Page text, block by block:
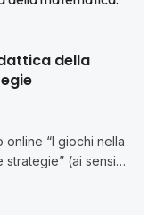
della
“I giochi nella
strategie” (ai sensi